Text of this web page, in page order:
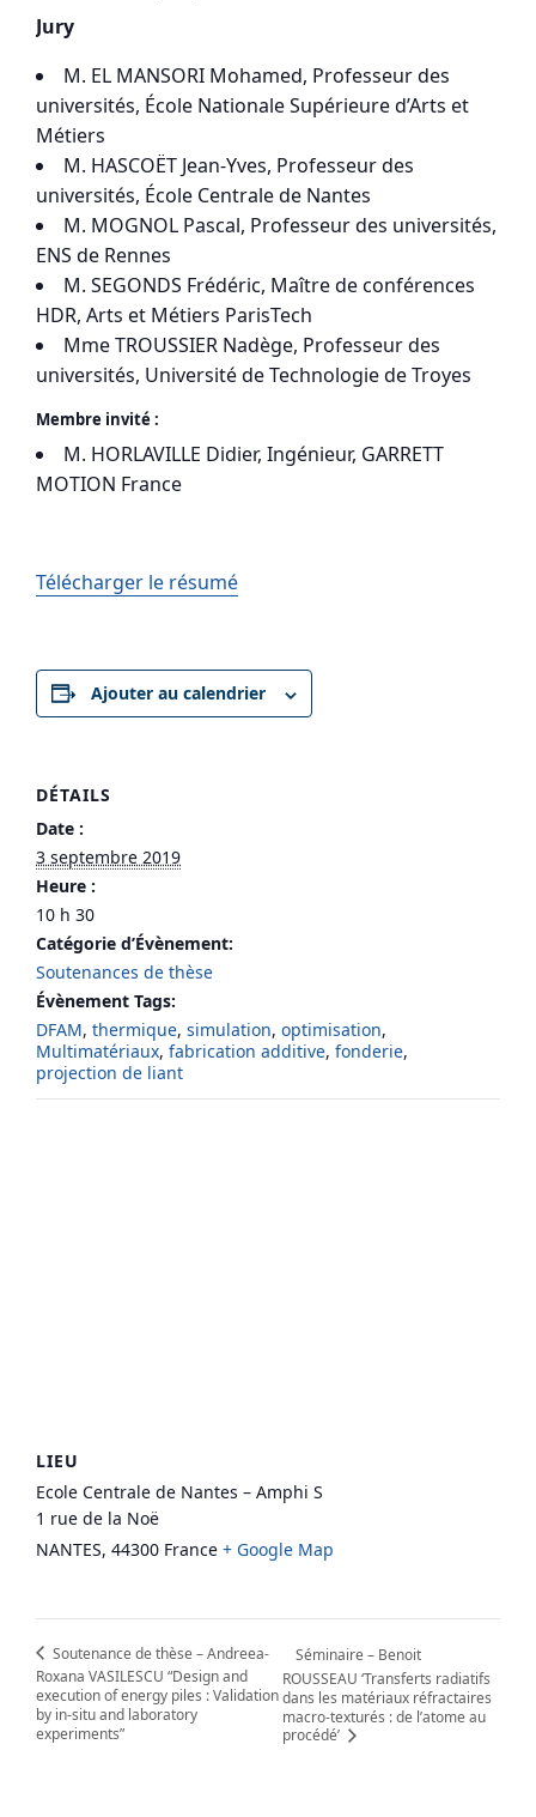
Jury
M. EL MANSORI Mohamed, Professeur des
universités, École Nationale Supérieure d’Arts et
Métiers
M. HASCOËT Jean-Yves, Professeur des
universités, École Centrale de Nantes
M. MOGNOL Pascal, Professeur des universités,
ENS de Rennes
M. SEGONDS Frédéric, Maître de conférences
HDR, Arts et Métiers ParisTech
Mme TROUSSIER Nadège, Professeur des
universités, Université de Technologie de Troyes
Membre invité :
M. HORLAVILLE Didier, Ingénieur, GARRETT
MOTION France
Télécharger le résumé
Ajouter au calendrier
DÉTAILS
Date :
3 septembre 2019
Heure :
10 h 30
Catégorie d’Évènement:
Soutenances de thèse
Évènement Tags:
DFAM, thermique, simulation, optimisation,
Multimatériaux, fabrication additive, fonderie,
projection de liant
LIEU
Ecole Centrale de Nantes – Amphi S
1 rue de la Noë
NANTES, 44300 France + Google Map
Soutenance de thèse – Andreea-
Roxana VASILESCU “Design and
execution of energy piles : Validation
by in-situ and laboratory
experiments”
Séminaire – Benoit
ROUSSEAU ‘Transferts radiatifs
dans les matériaux réfractaires
macro-texturés : de l’atome au
procédé’